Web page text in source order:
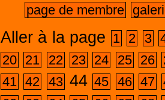
page de membre
Aller à la page 1 2 3
20 21 22 23 24 25 26
41 42 43 44 45 46 47